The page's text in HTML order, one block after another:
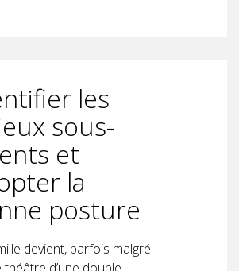
les
sous-
et
la
posture
devient, parfois malgré